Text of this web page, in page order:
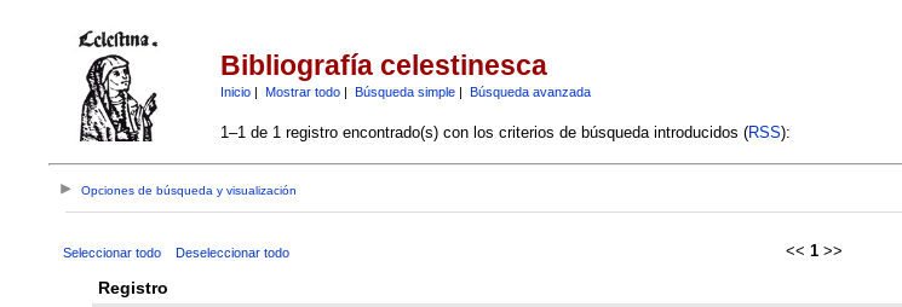
Bibliografía celestinesca
Inicio| Mostrar todo| Búsqueda simple| Búsqueda avanzada
1–1 de 1 registro encontrado(s) con los criterios de búsqueda introducidos (RSS):
Opciones de búsqueda y visualización
Seleccionar todo Deseleccionar todo << 1 >>
Registro